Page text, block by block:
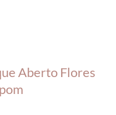
Aberto Flores